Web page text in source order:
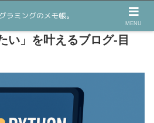
い」を叶えるブログ-目
MENU